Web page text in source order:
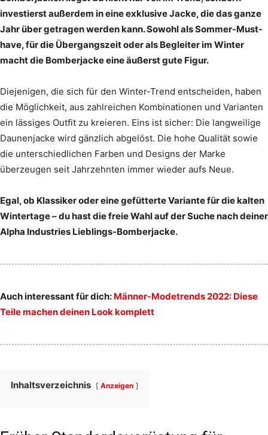
investierst außerdem in eine exklusive Jacke, die das ganze
Jahr über getragen werden kann. Sowohl als Sommer-Must-
have, für die Übergangszeit oder als Begleiter im Winter
macht die Bomberjacke eine äußerst gute Figur.
Diejenigen, die sich für den Winter-Trend entscheiden, haben
die Möglichkeit, aus zahlreichen Kombinationen und Varianten
ein lässiges Outfit zu kreieren. Eins ist sicher: Die langweilige
Daunenjacke wird gänzlich abgelöst. Die hohe Qualität sowie
die unterschiedlichen Farben und Designs der Marke
überzeugen seit Jahrzehnten immer wieder aufs Neue.
Egal, ob Klassiker oder eine gefütterte Variante für die kalten
Wintertage – du hast die freie Wahl auf der Suche nach deiner
Alpha Industries Lieblings-Bomberjacke.
Auch interessant für dich: Männer-Modetrends 2022: Diese
Teile machen deinen Look komplett
Inhaltsverzeichnis Anzeigen